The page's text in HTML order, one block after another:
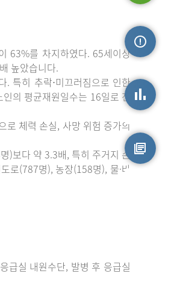
63%를 차지하였다. 65세이상
높았습니다.
. 특히 추락⋅미끄러짐으로 인한
의 평균재원일수는 16일로 전
로 체력 손실, 사망 위험 증가의
)보다 약 3.3배, 특히 주거지 손
로(787명), 농장(158명), 물·바
급실 내원수단, 발병 후 응급실
원시자료